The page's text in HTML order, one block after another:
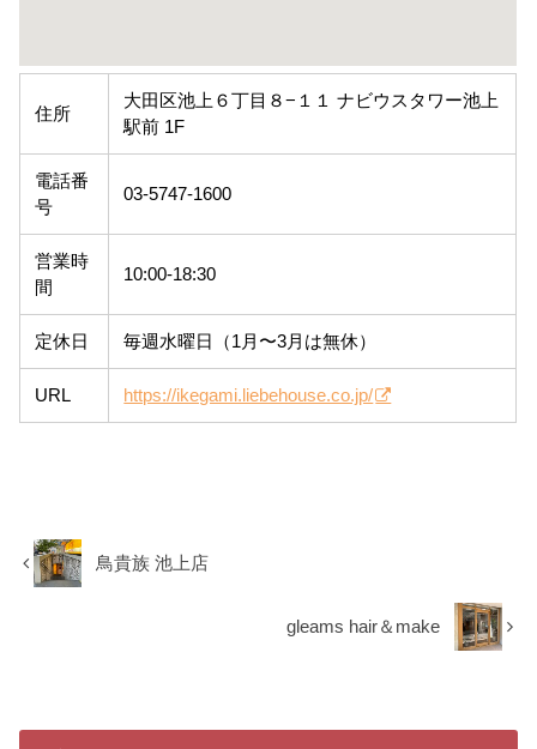
住所
大田区池上６丁目８−１１ ナビウスタワー池上
駅前 1F
電話番
号
03-5747-1600
営業時
間
10:00-18:30
定休日 毎週水曜日（1月〜3月は無休）
URL https://ikegami.liebehouse.co.jp/
鳥貴族 池上店
gleams hair＆make